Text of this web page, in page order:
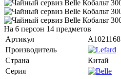
На 6 персон 14 предметов
Артикул
A1021168
Производитель
Страна
Китай
Серия